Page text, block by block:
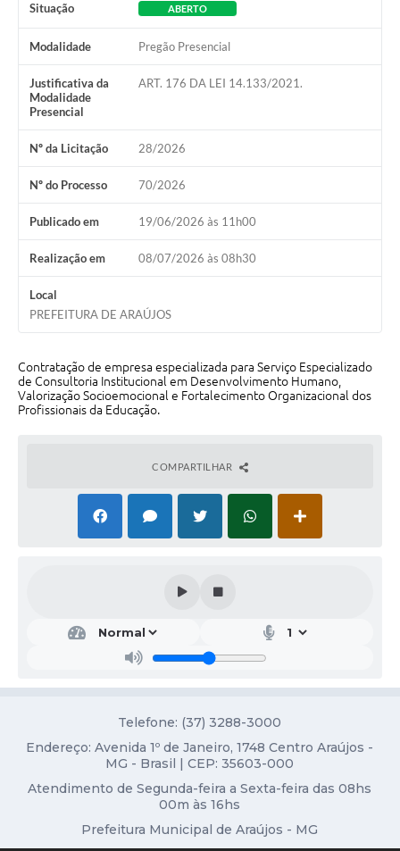
Licenças Concedidas
DOC Licenciamento Ambiental
Notícias
Concursos e Processos Seletivos
Diário Oficial
Acesso a Informação (Transparência)
Guia de Serviços
Lei Aldir Blanc
Arquivos de Transparência
Editais
Modelos
A Prefeitura
Arquivos para Download
Carta de Serviços
Situação ABERTO
Modalidade Pregão Presencial
Justificativa da
Modalidade
Presencial
ART. 176 DA LEI 14.133/2021.
Nº da Licitação 28/2026
Nº do Processo 70/2026
Publicado em 19/06/2026 às 11h00
Realização em 08/07/2026 às 08h30
Local
PREFEITURA DE ARAÚJOS
Contratação de empresa especializada para Serviço Especializado
de Consultoria Institucional em Desenvolvimento Humano,
Valorização Socioemocional e Fortalecimento Organizacional dos
Profissionais da Educação.
COMPARTILHAR
Telefone: (37) 3288-3000
Endereço: Avenida 1º de Janeiro, 1748 Centro Araújos -
MG - Brasil | CEP: 35603-000
Atendimento de Segunda-feira a Sexta-feira das 08hs
00m às 16hs
Prefeitura Municipal de Araújos - MG